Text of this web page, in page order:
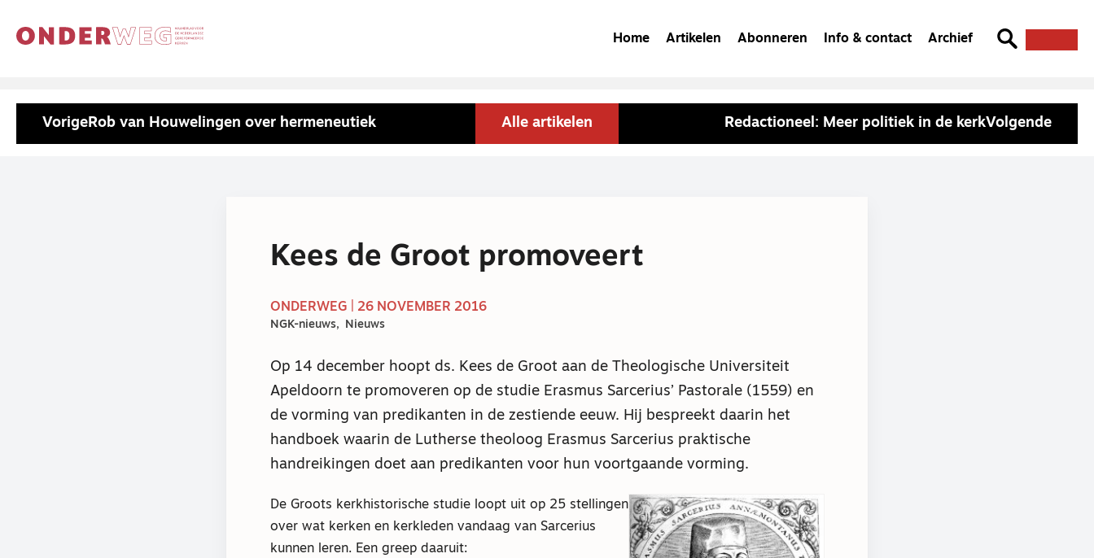
Home Artikelen Abonneren Info & contact Archief
VorigeRob van Houwelingen over hermeneutiek Alle artikelen Redactioneel: Meer politiek in de kerkVolgende
Kees de Groot promoveert
ONDERWEG | 26 NOVEMBER 2016
NGK-nieuws Nieuws
Op 14 december hoopt ds. Kees de Groot aan de Theologische Universiteit
Apeldoorn te promoveren op de studie Erasmus Sarcerius’ Pastorale (1559) en
de vorming van predikanten in de zestiende eeuw. Hij bespreekt daarin het
handboek waarin de Lutherse theoloog Erasmus Sarcerius praktische
handreikingen doet aan predikanten voor hun voortgaande vorming.
De Groots kerkhistorische studie loopt uit op 25 stellingen
over wat kerken en kerkleden vandaag van Sarcerius
kunnen leren. Een greep daaruit: